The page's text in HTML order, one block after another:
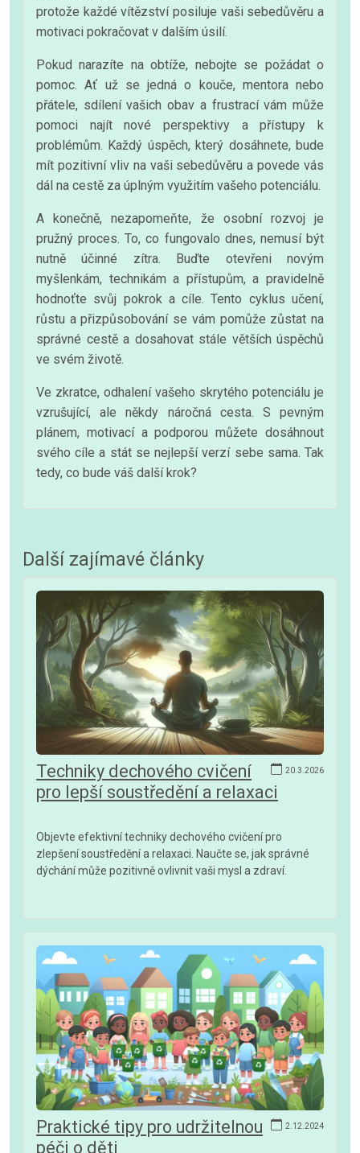
protože každé vítězství posiluje vaši sebedůvěru a
motivaci pokračovat v dalším úsilí.
Pokud narazíte na obtíže, nebojte se požádat o
pomoc. Ať už se jedná o kouče, mentora nebo
přátele, sdílení vašich obav a frustrací vám může
pomoci najít nové perspektivy a přístupy k
problémům. Každý úspěch, který dosáhnete, bude
mít pozitivní vliv na vaši sebedůvěru a povede vás
dál na cestě za úplným využitím vašeho potenciálu.
A konečně, nezapomeňte, že osobní rozvoj je
pružný proces. To, co fungovalo dnes, nemusí být
nutně účinné zítra. Buďte otevřeni novým
myšlenkám, technikám a přístupům, a pravidelně
hodnoťte svůj pokrok a cíle. Tento cyklus učení,
růstu a přizpůsobování se vám pomůže zůstat na
správné cestě a dosahovat stále větších úspěchů
ve svém životě.
Ve zkratce, odhalení vašeho skrytého potenciálu je
vzrušující, ale někdy náročná cesta. S pevným
plánem, motivací a podporou můžete dosáhnout
svého cíle a stát se nejlepší verzí sebe sama. Tak
tedy, co bude váš další krok?
Další zajímavé články
20.3.2026
Techniky dechového cvičení
pro lepší soustředění a relaxaci
Objevte efektivní techniky dechového cvičení pro
zlepšení soustředění a relaxaci. Naučte se, jak správné
dýchání může pozitivně ovlivnit vaši mysl a zdraví.
2.12.2024
Praktické tipy pro udržitelnou
péči o děti